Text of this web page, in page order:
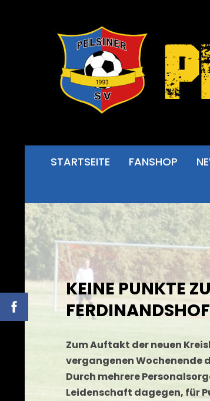
STARTSEITE FANSHOP
KEINE PUNKTE
Zum Auftakt der neuen
vergangenen Wochenende
Durch mehrere
Leidenschaft dagegen, für